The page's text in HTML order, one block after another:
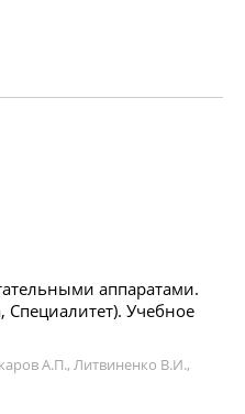
аппаратами.
Специалитет). Учебное
А.П., Литвиненко В.И.,